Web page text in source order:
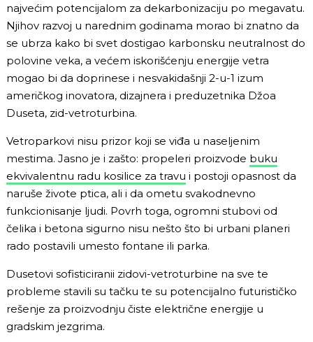
najvećim potencijalom za dekarbonizaciju po megavatu.
Njihov razvoj u narednim godinama morao bi znatno da
se ubrza kako bi svet dostigao karbonsku neutralnost do
polovine veka, a većem iskorišćenju energije vetra
mogao bi da doprinese i nesvakidašnji 2-u-1 izum
američkog inovatora, dizajnera i preduzetnika Džoa
Duseta, zid-vetroturbina.
Vetroparkovi nisu prizor koji se viđa u naseljenim
mestima. Jasno je i zašto: propeleri proizvode buku
ekvivalentnu radu kosilice za travu i postoji opasnost da
naruše živote ptica, ali i da ometu svakodnevno
funkcionisanje ljudi. Povrh toga, ogromni stubovi od
čelika i betona sigurno nisu nešto što bi urbani planeri
rado postavili umesto fontane ili parka.
Dusetovi sofisticiranii zidovi-vetroturbine na sve te
probleme stavili su tačku te su potencijalno futurističko
rešenje za proizvodnju čiste električne energije u
gradskim jezgrima.